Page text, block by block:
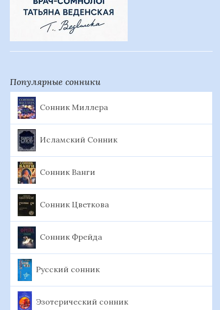
Популярные сонники
Сонник Миллера
Исламский Сонник
Сонник Ванги
Сонник Цветкова
Сонник Фрейда
Русский сонник
Эзотерический сонник